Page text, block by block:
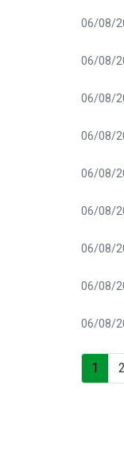
06/08/
06/08/
06/08/
06/08/
06/08/
06/08/
06/08/
06/08/
06/08/
1 2